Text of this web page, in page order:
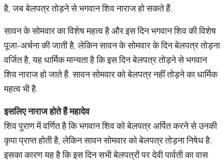
है, जब बेलपत्र तोड़ने से भगवान शिव नाराज हो सकते हैं.
सावन के सोमवार का विशेष महत्व है और इस दिन भगवान शिव की विशेष
पूजा-अर्चना की जाती है, लेकिन सावन के सोमवार के दिन बेलपत्र तोड़ना
वर्जित है, यह धार्मिक मान्यता है कि इस दिन बेलपत्र तोड़ने से भगवान
शिव नाराज हो जाते हैं. सावन सोमवार को बेलपत्र नहीं तोड़ने का धार्मिक
महत्व भी है.
इसलिएनाराजहोतेहैंमहादेव
शिव पुराण में वर्णित है कि भगवान शिव को बेलपत्र अर्पित करने से उनकी
कृपा प्राप्त होती है, लेकिन सावन सोमवार को बेलपत्र तोड़ना निषेध है.
इसका कारण यह है कि इस दिन सभी बेलपत्रों पर देवी पार्वती का वास